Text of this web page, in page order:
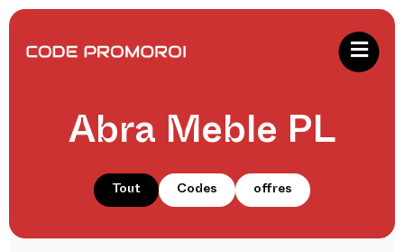
Abra Meble PL
Tout Codes offres